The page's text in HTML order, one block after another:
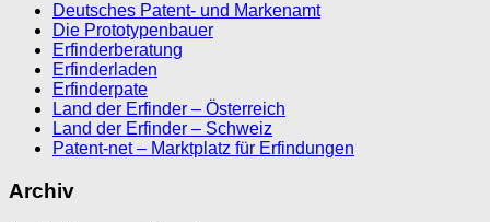
Deutsches Patent- und Markenamt
Die Prototypenbauer
Erfinderberatung
Erfinderladen
Erfinderpate
Land der Erfinder – Österreich
Land der Erfinder – Schweiz
Patent-net – Marktplatz für Erfindungen
Archiv